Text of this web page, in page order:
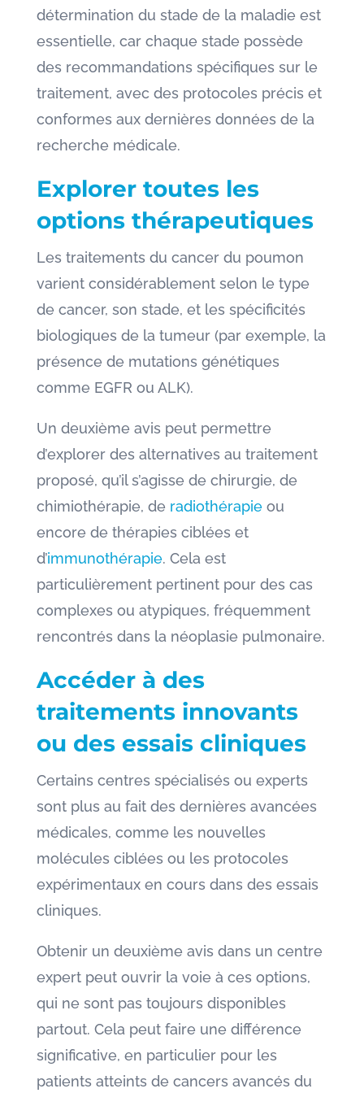
détermination du stade de la maladie est
essentielle, car chaque stade possède
des recommandations spécifiques sur le
traitement, avec des protocoles précis et
conformes aux dernières données de la
recherche médicale.
Explorer toutes les
options thérapeutiques
Les traitements du cancer du poumon
varient considérablement selon le type
de cancer, son stade, et les spécificités
biologiques de la tumeur (par exemple, la
présence de mutations génétiques
comme EGFR ou ALK).
Un deuxième avis peut permettre
d’explorer des alternatives au traitement
proposé, qu’il s’agisse de chirurgie, de
chimiothérapie, de radiothérapieou
encore de thérapies ciblées et
d’immunothérapie. Cela est
particulièrement pertinent pour des cas
complexes ou atypiques, fréquemment
rencontrés dans la néoplasie pulmonaire.
Accéder à des
traitements innovants
ou des essais cliniques
Certains centres spécialisés ou experts
sont plus au fait des dernières avancées
médicales, comme les nouvelles
molécules ciblées ou les protocoles
expérimentaux en cours dans des essais
cliniques.
Obtenir un deuxième avis dans un centre
expert peut ouvrir la voie à ces options,
qui ne sont pas toujours disponibles
partout. Cela peut faire une différence
significative, en particulier pour les
patients atteints de cancers avancés du